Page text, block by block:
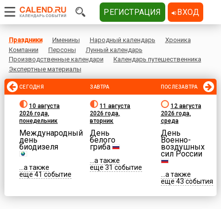
Праздники Именины Народный календарь
Хроника
Компании
Персоны
Лунный календарь
Производственные календари
Календарь путешественника
Экспертные материалы
СЕГОДНЯ
10 августа
2026 года,
понедельник
Международный
день
биодизеля
...а также
еще 41 событие
ЗАВТРА
11 августа
2026 года,
вторник
День
белого
гриба
...а также
еще 31 событие
ПОСЛЕЗАВТРА
12 августа
2026 года,
среда
День
Военно-
воздушных
сил России
...а также
еще 43 события
РЕГИСТРАЦИЯ ВХОД